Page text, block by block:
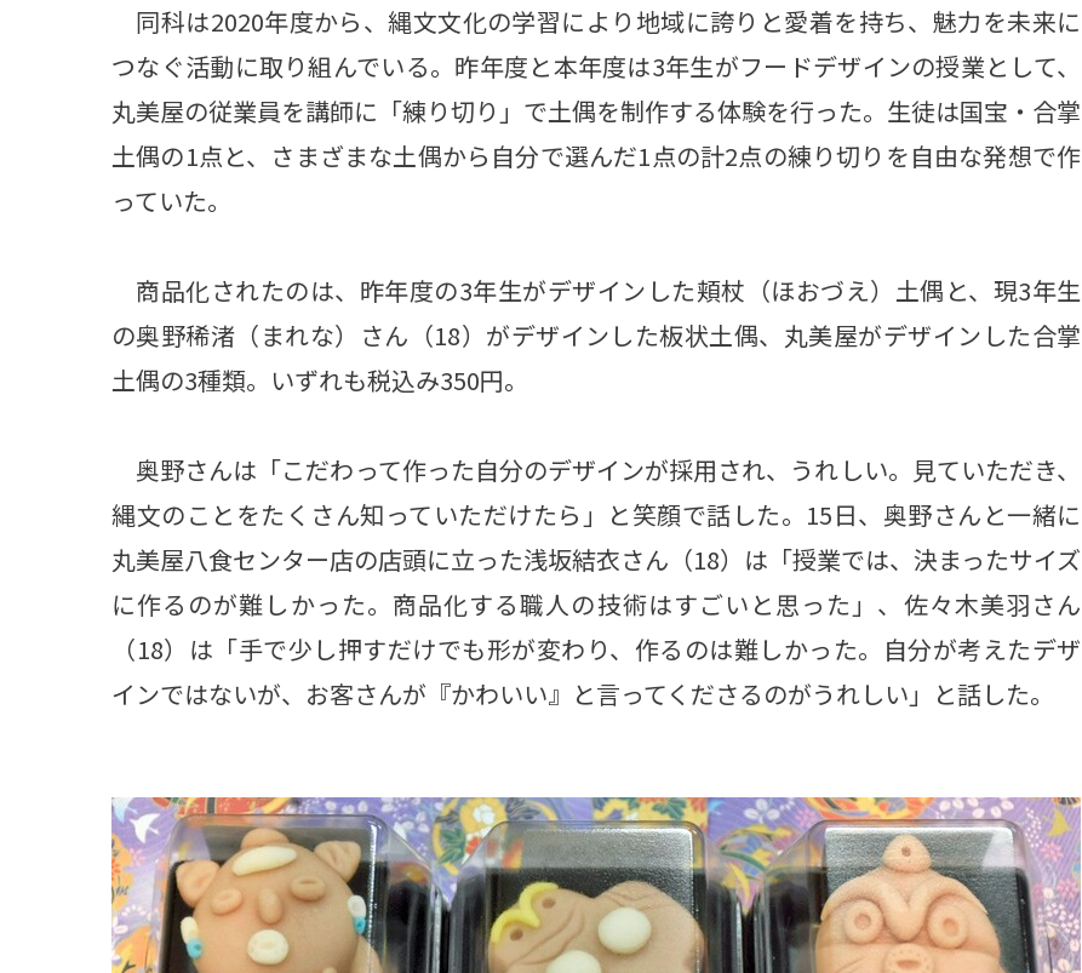
同科は2020年度から、縄文文化の学習により地域に誇りと愛着を持ち、魅力を未来に
つなぐ活動に取り組んでいる。昨年度と本年度は3年生がフードデザインの授業として、
丸美屋の従業員を講師に「練り切り」で土偶を制作する体験を行った。生徒は国宝・合掌
土偶の1点と、さまざまな土偶から自分で選んだ1点の計2点の練り切りを自由な発想で作
っていた。
商品化されたのは、昨年度の3年生がデザインした頬杖（ほおづえ）土偶と、現3年生
の奥野稀渚（まれな）さん（18）がデザインした板状土偶、丸美屋がデザインした合掌
土偶の3種類。いずれも税込み350円。
奥野さんは「こだわって作った自分のデザインが採用され、うれしい。見ていただき、
縄文のことをたくさん知っていただけたら」と笑顔で話した。15日、奥野さんと一緒に
丸美屋八食センター店の店頭に立った浅坂結衣さん（18）は「授業では、決まったサイズ
に作るのが難しかった。商品化する職人の技術はすごいと思った」、佐々木美羽さん
（18）は「手で少し押すだけでも形が変わり、作るのは難しかった。自分が考えたデザ
インではないが、お客さんが『かわいい』と言ってくださるのがうれしい」と話した。